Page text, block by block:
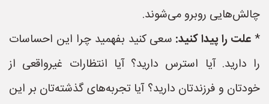
چالش‌هایی روبرو می‌شوند.
* علت را پیدا کنید: سعی کنید بفهمید چرا این احساسات
را دارید. آیا استرس دارید؟ آیا انتظارات غیرواقعی از
خودتان و فرزندتان دارید؟ آیا تجربه‌های گذشته‌تان بر این